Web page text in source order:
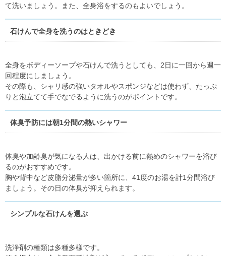
て洗いましょう。また、全身浴をするのもよいでしょう。
石けんで全身を洗うのはときどき
全身をボディーソープや石けんで洗うとしても、2日に一回から週一
回程度にしましょう。
その際も、シャリ感の強いタオルやスポンジなどは使わず、たっぷ
りと泡立てて手でなでるように洗うのがポイントです。
体臭予防には朝1分間の熱いシャワー
体臭や加齢臭が気になる人は、出かける前に熱めのシャワーを浴び
るのがおすすめです。
胸や背中など皮脂分泌量が多い箇所に、41度のお湯を計1分間浴び
ましょう。その日の体臭が抑えられます。
シンプルな石けんを選ぶ
洗浄剤の種類は多種多様です。